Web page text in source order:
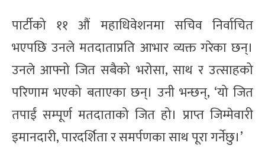
पार्टीको ११ औं महाधिवेशनमा सचिव निर्वाचित
भएपछि उनले मतदाताप्रति आभार व्यक्त गरेका छन्।
उनले आफ्नो जित सबैको भरोसा, साथ र उत्साहको
परिणाम भएको बताएका छन्। उनी भन्छन्, ‘यो जित
तपाईं सम्पूर्ण मतदाताको जित हो। प्राप्त जिम्मेवारी
इमानदारी, पारदर्शिता र समर्पणका साथ पूरा गर्नेछु।’